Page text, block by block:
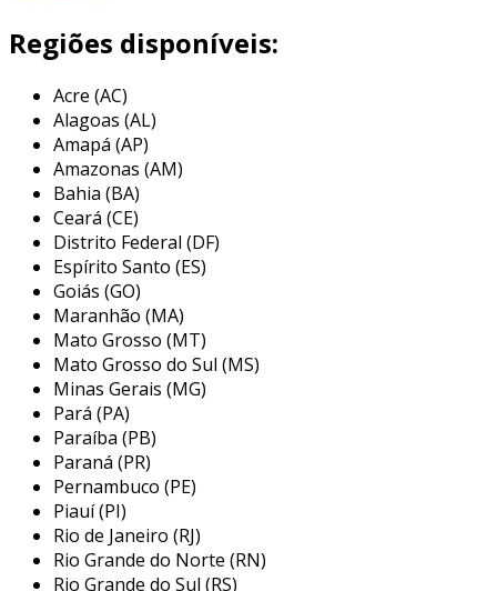
o que é um acoplamento flexível?
conecta dois eixos, permitindo que eles
rotacionem em conjunto. ele é projetado para
acomodar desalinhamentos e vibrações,
oferecendo uma operação suave. esse tipo de
acoplamento é muito utilizado com motores de
passo devido à sua capacidade de suportar
pequenas variações geométricas entre os eixos
conectados.
características do acoplamento
flexível
os acoplamentos flexíveis possuem diversas
características que os tornam ideais para
motores de passo. entre as principais,
destacam-se:
absorção de vibrações
oscilações e reduz o desgaste de
componentes.
Regiões disponíveis:
Acre (AC)
Alagoas (AL)
Amapá (AP)
Amazonas (AM)
Bahia (BA)
Ceará (CE)
Distrito Federal (DF)
Espírito Santo (ES)
Goiás (GO)
Maranhão (MA)
Mato Grosso (MT)
Mato Grosso do Sul (MS)
Minas Gerais (MG)
Pará (PA)
Paraíba (PB)
Paraná (PR)
Pernambuco (PE)
Piauí (PI)
Rio de Janeiro (RJ)
Rio Grande do Norte (RN)
Rio Grande do Sul (RS)